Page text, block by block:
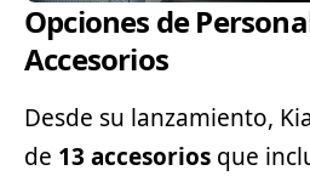
Opciones de
Accesorios
Desde su lanzamiento,
de 13 accesorios que